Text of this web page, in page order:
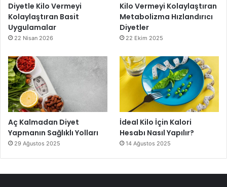
Diyetle Kilo Vermeyi
Kolaylaştıran Basit
Uygulamalar
22 Nisan 2026
Kilo Vermeyi Kolaylaştıran
Metabolizma Hızlandırıcı
Diyetler
22 Ekim 2025
Aç Kalmadan Diyet
Yapmanın Sağlıklı Yolları
29 Ağustos 2025
İdeal Kilo İçin Kalori
Hesabı Nasıl Yapılır?
14 Ağustos 2025